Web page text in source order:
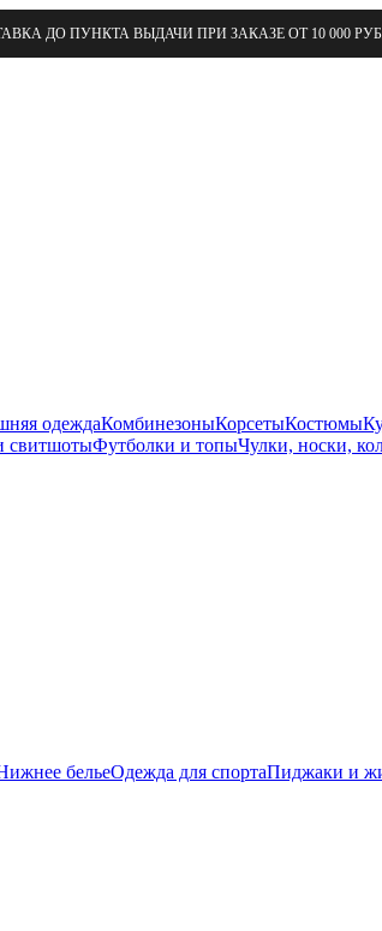
ДО ПУНКТА ВЫДАЧИ ПРИ ЗАКАЗЕ ОТ 10 000
одеждаКомбинезоныКорсетыКостюмы
свитшотыФутболки и топыЧулки, носки,
бельеОдежда для спортаПиджаки и